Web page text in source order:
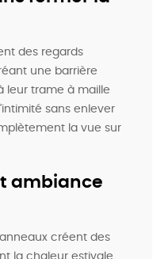
des regards
une barrière
leur trame à maille
sans enlever
la vue sur
ambiance
créent des
la chaleur estivale.